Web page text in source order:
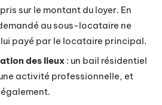
sur le montant du loyer. En
au sous-locataire ne
payé par le locataire principal.
des lieux : un bail résidentiel
activité professionnelle, et
également.